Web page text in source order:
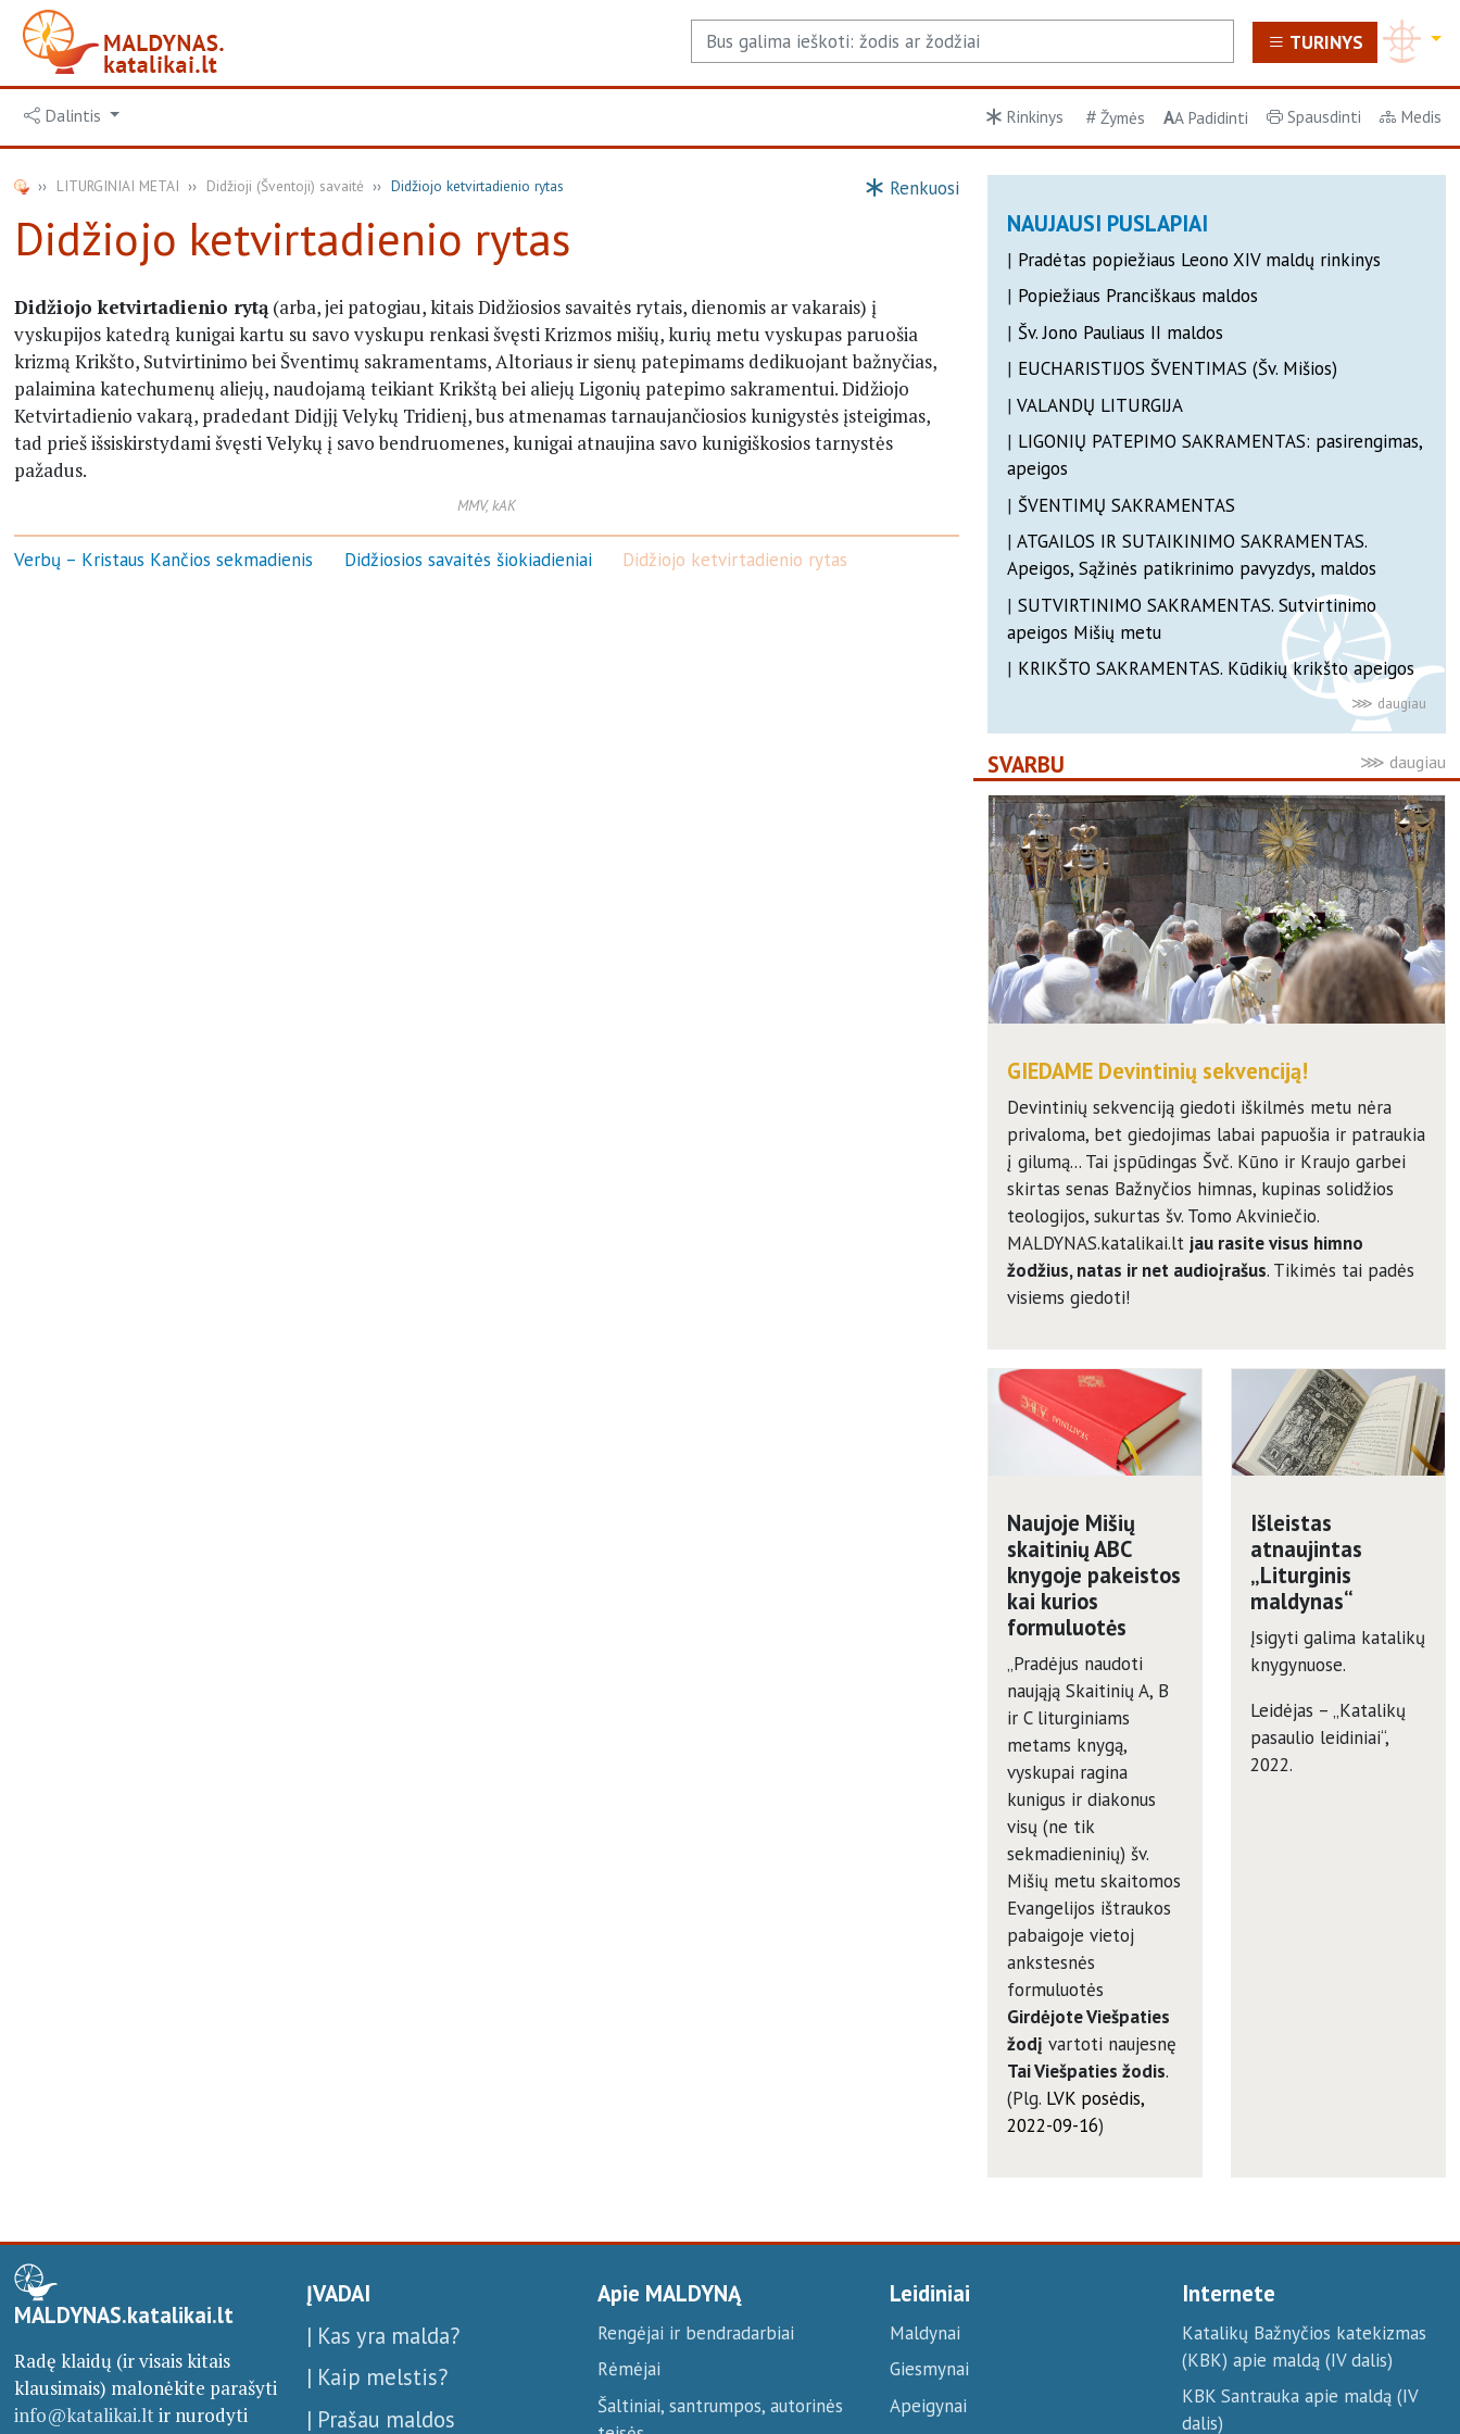
TURINYS
Dalintis Rinkinys Žymės AA Padidinti Spausdinti Medis
Renkuosi
LITURGINIAI METAI Didžioji (Šventoji) savaitė Didžiojo ketvirtadienio rytas
Didžiojo ketvirtadienio rytas
Didžiojo ketvirtadienio rytą(arba, jei patogiau, kitais Didžiosios savaitės rytais, dienomis ar vakarais) į
vyskupijos katedrą kunigai kartu su savo vyskupu renkasi švęsti Krizmos mišių, kurių metu vyskupas paruošia
krizmą Krikšto, Sutvirtinimo bei Šventimų sakramentams, Altoriaus ir sienų patepimams dedikuojant bažnyčias,
palaimina katechumenų aliejų, naudojamą teikiant Krikštą bei aliejų Ligonių patepimo sakramentui. Didžiojo
Ketvirtadienio vakarą, pradedant Didįjį Velykų Tridienį, bus atmenamas tarnaujančiosios kunigystės įsteigimas,
tad prieš išsiskirstydami švęsti Velykų į savo bendruomenes, kunigai atnaujina savo kunigiškosios tarnystės
pažadus.
MMV, kAK
Verbų – Kristaus Kančios sekmadienis Didžiosios savaitės šiokiadieniai Didžiojo ketvirtadienio rytas
NAUJAUSI PUSLAPIAI
| Pradėtas popiežiaus Leono XIV maldų rinkinys
| Popiežiaus Pranciškaus maldos
| Šv. Jono Pauliaus II maldos
| EUCHARISTIJOS ŠVENTIMAS (Šv. Mišios)
| VALANDŲ LITURGIJA
| LIGONIŲ PATEPIMO SAKRAMENTAS: pasirengimas,
apeigos
| ŠVENTIMŲ SAKRAMENTAS
| ATGAILOS IR SUTAIKINIMO SAKRAMENTAS.
Apeigos, Sąžinės patikrinimo pavyzdys, maldos
| SUTVIRTINIMO SAKRAMENTAS. Sutvirtinimo
apeigos Mišių metu
| KRIKŠTO SAKRAMENTAS. Kūdikių krikšto apeigos
SVARBU
GIEDAME Devintinių sekvenciją!
Devintinių sekvenciją giedoti iškilmės metu nėra
privaloma, bet giedojimas labai papuošia ir patraukia
į gilumą... Tai įspūdingas Švč. Kūno ir Kraujo garbei
skirtas senas Bažnyčios himnas, kupinas solidžios
teologijos, sukurtas šv. Tomo Akviniečio.
MALDYNAS.katalikai.lt jau rasite visus himno
žodžius, natas ir net audioįrašus. Tikimės tai padės
visiems giedoti!
Naujoje Mišių
skaitinių ABC
knygoje pakeistos
kai kurios
formuluotės
„Pradėjus naudoti
naująją Skaitinių A, B
ir C liturginiams
metams knygą,
vyskupai ragina
kunigus ir diakonus
visų (ne tik
sekmadieninių) šv.
Mišių metu skaitomos
Evangelijos ištraukos
pabaigoje vietoj
ankstesnės
formuluotės
Girdėjote Viešpaties
žodį vartoti naujesnę
Tai Viešpaties žodis.
(Plg. LVK posėdis,
2022-09-16)
Išleistas
atnaujintas
„Liturginis
maldynas“
Įsigyti galima katalikų
knygynuose.
Leidėjas – „Katalikų
pasaulio leidiniai“,
2022.
MALDYNAS.katalikai.lt
Radę klaidų (ir visais kitais
klausimais) malonėkite parašyti
info@katalikai.ltir nurodyti
ĮVADAI
| Kas yra malda?
| Kaip melstis?
| Prašau maldos
Apie MALDYNĄ
Rengėjai ir bendradarbiai
Rėmėjai
Šaltiniai, santrumpos, autorinės
Leidiniai
Maldynai
Giesmynai
Apeigynai
Internete
Katalikų Bažnyčios katekizmas
(KBK) apie maldą (IV dalis)
KBK Santrauka apie maldą (IV
dalis)